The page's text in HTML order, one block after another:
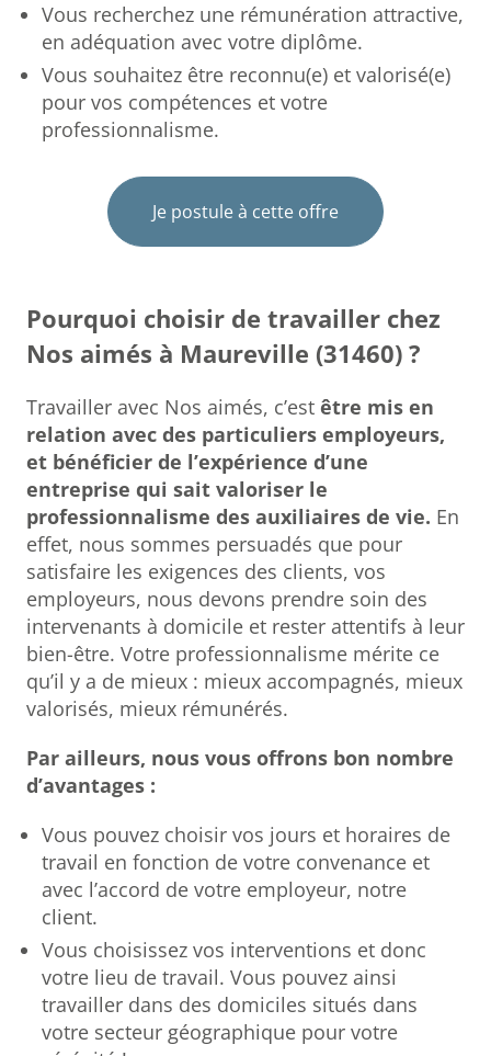
Vous recherchez une rémunération attractive,
en adéquation avec votre diplôme.
Vous souhaitez être reconnu(e) et valorisé(e)
pour vos compétences et votre
professionnalisme.
Je postule à cette offre
Pourquoi choisir de travailler chez
Nos aimés à Maureville (31460) ?
Travailler avec Nos aimés, c’est être mis en
relation avec des particuliers employeurs,
et bénéficier de l’expérience d’une
entreprise qui sait valoriser le
professionnalisme des auxiliaires de vie. En
effet, nous sommes persuadés que pour
satisfaire les exigences des clients, vos
employeurs, nous devons prendre soin des
intervenants à domicile et rester attentifs à leur
bien-être. Votre professionnalisme mérite ce
qu’il y a de mieux : mieux accompagnés, mieux
valorisés, mieux rémunérés.
Par ailleurs, nous vous offrons bon nombre
d’avantages :
Vous pouvez choisir vos jours et horaires de
travail en fonction de votre convenance et
avec l’accord de votre employeur, notre
client.
Vous choisissez vos interventions et donc
votre lieu de travail. Vous pouvez ainsi
travailler dans des domiciles situés dans
votre secteur géographique pour votre